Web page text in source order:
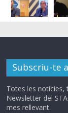
Subscriu-te
Totes les noticies,
Newsletter del
mes rellevant.